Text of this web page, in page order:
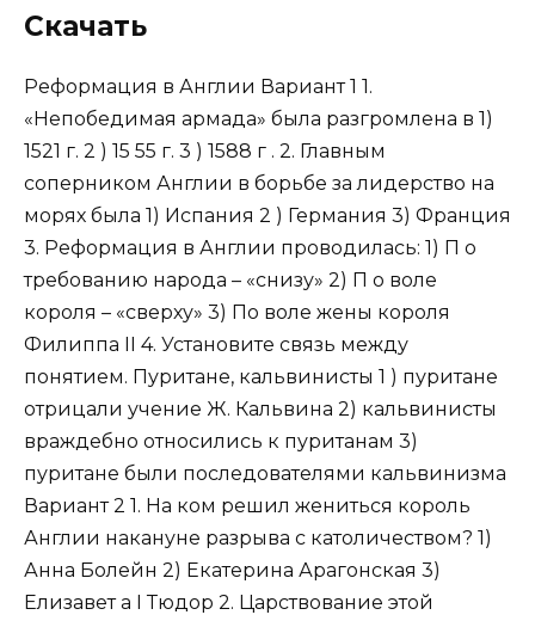
Скачать
Реформация в Англии Вариант 1 1.
«Непобедимая армада» была разгромлена в 1)
1521 г. 2 ) 15 55 г. 3 ) 1588 г . 2. Главным
соперником Англии в борьбе за лидерство на
мо­рях была 1) Испания 2 ) Германия 3) Франция
3. Реформация в Англии проводилась: 1) П о
требованию народа – «снизу» 2) П о воле
короля – «сверху» 3) По воле жены короля
Филиппа II 4. Установите связь между
понятием. Пуритане, кальвинисты 1 ) пуритане
отрицали учение Ж. Кальвина 2) кальвинисты
враждебно относились к пуританам 3)
пуритане были последователями кальвинизма
Вариант 2 1. На ком решил жениться король
Англии накануне разрыва с католичеством? 1)
Анна Болейн 2) Екатерина Арагонская 3)
Елизавет a I Тюдор 2. Царствование этой